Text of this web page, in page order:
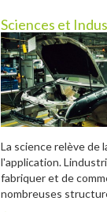
Sciences et
La science relève de
l'application.
fabriquer et de
nombreuses